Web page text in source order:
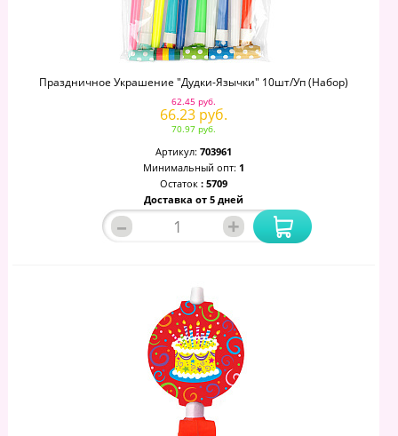
Праздничное Украшение "Дудки-Язычки" 10шт/уп (набор)
62.45 руб.
66.23 руб.
70.97 руб.
Артикул: 703961
Минимальный опт: 1
Остаток : 5709
Доставка от 5 дней
– +